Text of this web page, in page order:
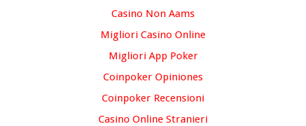
Casino Non Aams
Migliori Casino Online
Migliori App Poker
Coinpoker Opiniones
Coinpoker Recensioni
Casino Online Stranieri